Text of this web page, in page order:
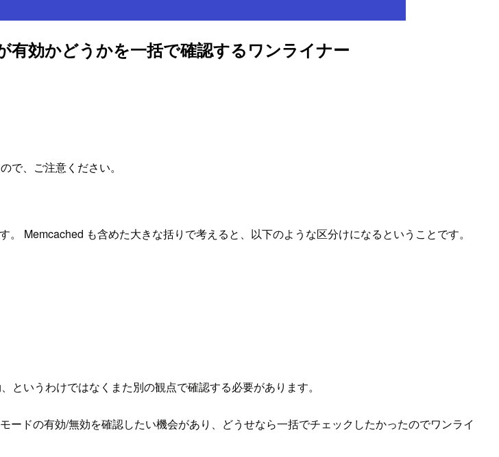
効かどうかを一括で確認するワンライナー
で、ご注意ください。
。 Memcached も含めた大きな括りで考えると、以下のような区分けになるということです。
いうわけではなくまた別の観点で確認する必要があります。
ドの有効/無効を確認したい機会があり、どうせなら一括でチェックしたかったのでワンライ